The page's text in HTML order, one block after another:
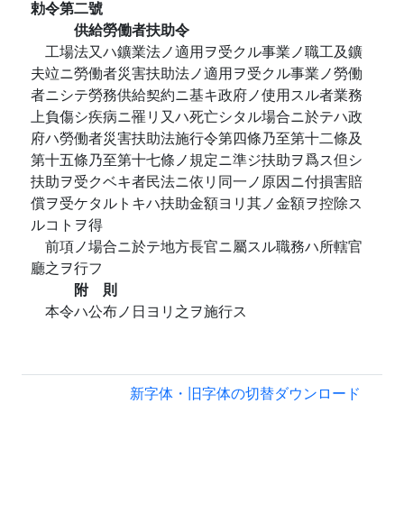
勅令第二號
供給勞働者扶助令
工場法又ハ鑛業法ノ適用ヲ受クル事業ノ職工及鑛
夫竝ニ勞働者災害扶助法ノ適用ヲ受クル事業ノ勞働
者ニシテ勞務供給契約ニ基キ政府ノ使用スル者業務
上負傷シ疾病ニ罹リ又ハ死亡シタル場合ニ於テハ政
府ハ勞働者災害扶助法施行令第四條乃至第十二條及
第十五條乃至第十七條ノ規定ニ準ジ扶助ヲ爲ス但シ
扶助ヲ受クベキ者民法ニ依リ同一ノ原因ニ付損害賠
償ヲ受ケタルトキハ扶助金額ヨリ其ノ金額ヲ控除ス
ルコトヲ得
前項ノ場合ニ於テ地方長官ニ屬スル職務ハ所轄官
廳之ヲ行フ
附 則
本令ハ公布ノ日ヨリ之ヲ施行ス
新字体・旧字体の切替ダウンロード